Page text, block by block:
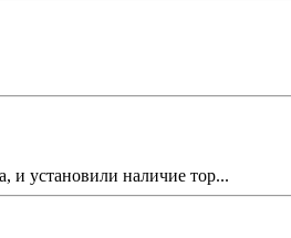
и установили наличие тор...